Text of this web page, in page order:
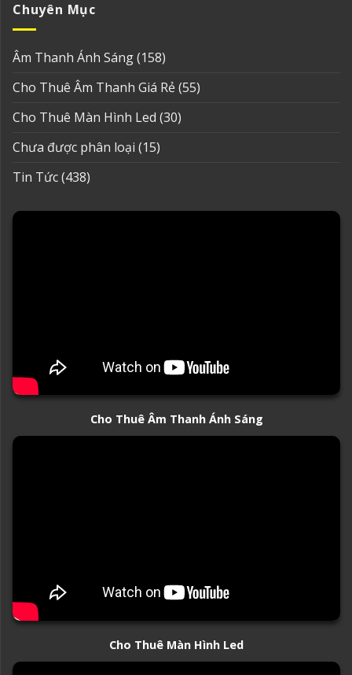
Chuyên Mục
Âm Thanh Ánh Sáng(158)
Cho Thuê Âm Thanh Giá Rẻ(55)
Cho Thuê Màn Hình Led (30)
Chưa được phân loại (15)
Tin Tức(438)
Cho Thuê Âm Thanh Ánh Sáng
Cho Thuê Màn Hình Led